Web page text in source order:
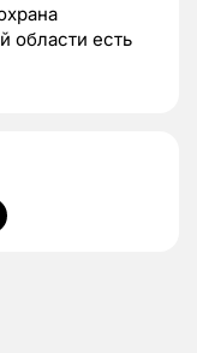
области есть